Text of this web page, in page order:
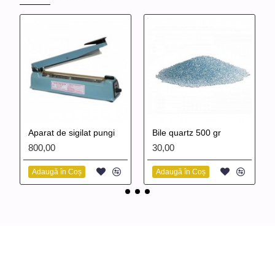
Aparat de sigilat pungi
800,00
Adaugă în Coș
Bile quartz 500 gr
30,00
Adaugă în Coș